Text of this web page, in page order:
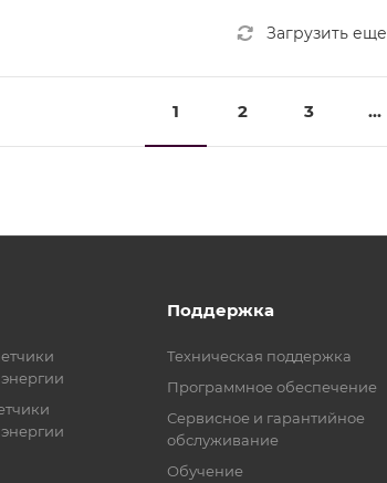
Загрузить еще
1 2 3 ...
Поддержка
Техническая поддержка
Программное обеспечение
Сервисное и гарантийное
обслуживание
Обучение